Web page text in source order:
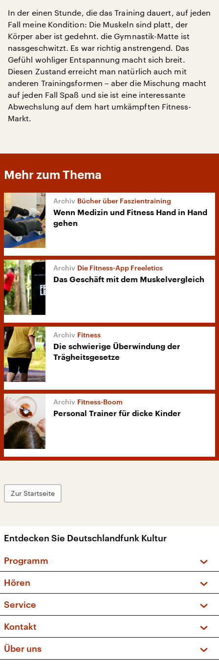
In der einen Stunde, die das Training dauert, auf jeden
Fall meine Kondition: Die Muskeln sind platt, der
Körper aber ist gedehnt. die Gymnastik-Matte ist
nassgeschwitzt. Es war richtig anstrengend. Das
Gefühl wohliger Entspannung macht sich breit.
Diesen Zustand erreicht man natürlich auch mit
anderen Trainingsformen – aber die Mischung macht
auf jeden Fall Spaß und sie ist eine interessante
Abwechslung auf dem hart umkämpften Fitness-
Markt.
Mehr zum Thema
Bücher über Faszientraining
Wenn Medizin und Fitness Hand in Hand
gehen
Die Fitness-App Freeletics
Das Geschäft mit dem Muskelvergleich
Fitness
Die schwierige Überwindung der
Trägheitsgesetze
Fitness-Boom
Personal Trainer für dicke Kinder
Zur Startseite
Entdecken Sie Deutschlandfunk Kultur
Programm
Sendungen und Podcasts
Musikliste
Kakadu – Das Kinderprogramm
Hören
Frequenzen (UKW + DAB+)
Service
FAQ
Apps
Newsletter
Kontakt
Social Media
Über uns